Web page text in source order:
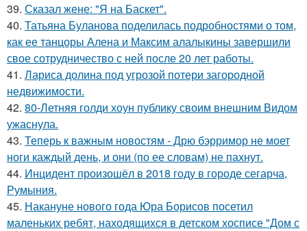
39. Сказал жене: "Я на Баскет".
40. Татьяна Буланова поделилась подробностями о том,
как ее танцоры Алена и Максим алалыкины завершили
свое сотрудничество с ней после 20 лет работы.
41. Лариса долина под угрозой потери загородной
недвижимости.
42. 80-Летняя голди хоун публику своим внешним Видом
ужаснула.
43. Теперь к важным новостям - Дрю бэрримор не моет
ноги каждый день, и они (по ее словам) не пахнут.
44. Инцидент произошёл в 2018 году в городе сегарча,
Румыния.
45. Накануне нового года Юра Борисов посетил
маленьких ребят, находящихся в детском хосписе "Дом с